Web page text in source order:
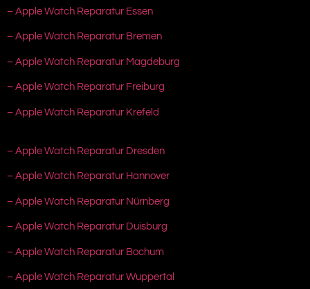
– Apple Watch Reparatur Essen
– Apple Watch Reparatur Bremen
– Apple Watch Reparatur Magdeburg
– Apple Watch Reparatur Freiburg
– Apple Watch Reparatur Krefeld
– Apple Watch Reparatur Dresden
– Apple Watch Reparatur Hannover
– Apple Watch Reparatur Nürnberg
– Apple Watch Reparatur Duisburg
– Apple Watch Reparatur Bochum
– Apple Watch Reparatur Wuppertal